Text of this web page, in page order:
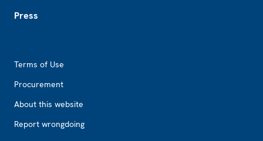
Press
Terms of Use
Procurement
About this website
Report wrongdoing